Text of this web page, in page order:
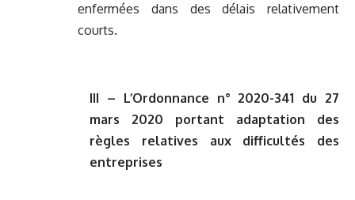
enfermées dans des délais relativement
courts.
III – L’Ordonnance n° 2020-341 du 27
mars 2020 portant adaptation des
règles relatives aux difficultés des
entreprises